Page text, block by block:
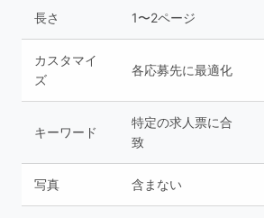
長さ 1〜2ページ
カスタマイ
ズ
各応募先に最適化
キーワード
特定の求人票に合
致
写真 含まない